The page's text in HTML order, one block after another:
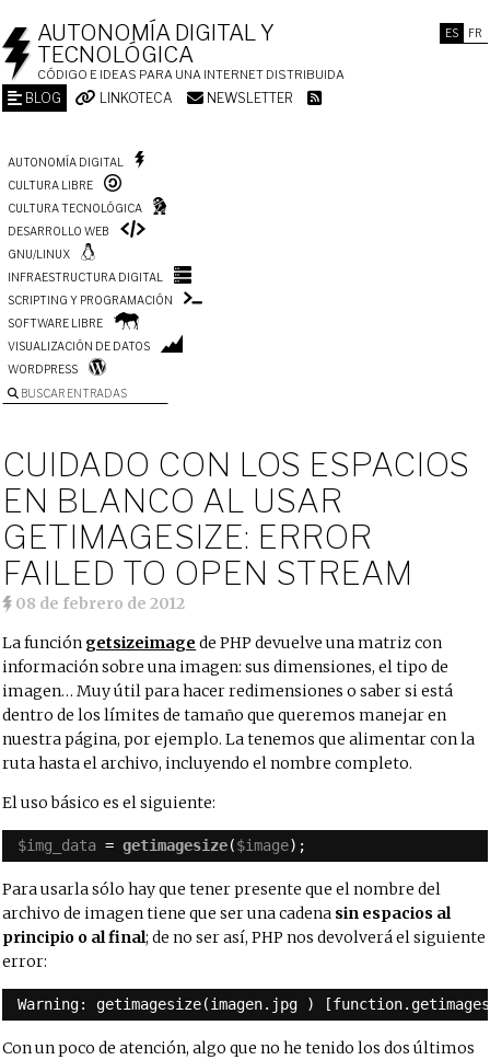
ES FR
AUTONOMÍA DIGITAL Y
TECNOLÓGICA
CÓDIGO E IDEAS PARA UNA INTERNET DISTRIBUIDA
BLOG LINKOTECA NEWSLETTER
AUTONOMÍA DIGITAL
CULTURA LIBRE
CULTURA TECNOLÓGICA
DESARROLLO WEB
GNU/LINUX
INFRAESTRUCTURA DIGITAL
SCRIPTING Y PROGRAMACIÓN
SOFTWARE LIBRE
VISUALIZACIÓN DE DATOS
WORDPRESS
BUSCAR ENTRADAS
CUIDADO CON LOS ESPACIOS
EN BLANCO AL USAR
GETIMAGESIZE: ERROR
FAILED TO OPEN STREAM
08 de febrero de 2012
La función getsizeimage de PHP devuelve una matriz con
información sobre una imagen: sus dimensiones, el tipo de
imagen… Muy útil para hacer redimensiones o saber si está
dentro de los límites de tamaño que queremos manejar en
nuestra página, por ejemplo. La tenemos que alimentar con la
ruta hasta el archivo, incluyendo el nombre completo.
El uso básico es el siguiente:
$img_data = getimagesize($image);
Para usarla sólo hay que tener presente que el nombre del
archivo de imagen tiene que ser una cadena sin espacios al
principio o al final; de no ser así, PHP nos devolverá el siguiente
error:
Warning: getimagesize(imagen.jpg )
Con un poco de atención, algo que no he tenido los dos últimos